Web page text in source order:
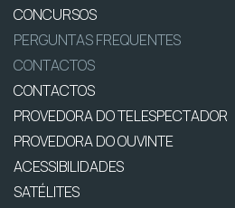
CONCURSOS
PERGUNTAS FREQUENTES
CONTACTOS
CONTACTOS
PROVEDORA DO TELESPECTADOR
PROVEDORA DO OUVINTE
ACESSIBILIDADES
SATÉLITES